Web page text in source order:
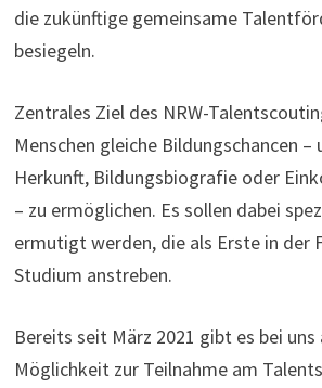
die zukünftige gemeinsame
besiegeln.
Zentrales Ziel des NRW-
Menschen gleiche Bildungschancen –
Herkunft, Bildungsbiografie oder
– zu ermöglichen. Es sollen dabei
ermutigt werden, die als Erste in der
Studium anstreben.
Bereits seit März 2021 gibt es bei uns
Möglichkeit zur Teilnahme am